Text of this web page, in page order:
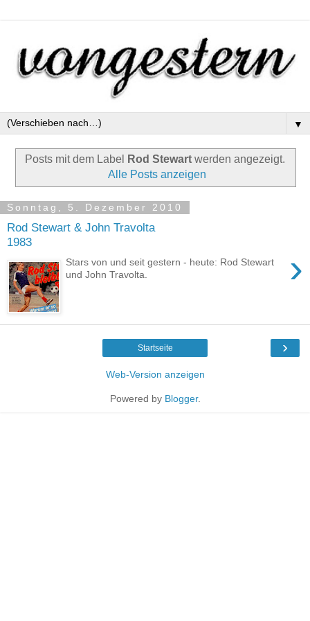
▼
Posts mit dem Label Rod Stewart werden angezeigt.
Alle Posts anzeigen
Sonntag, 5. Dezember 2010
Rod Stewart & John Travolta
1983
›
Stars von und seit gestern - heute: Rod Stewart
und John Travolta.
›
Startseite
Web-Version anzeigen
Powered by Blogger.